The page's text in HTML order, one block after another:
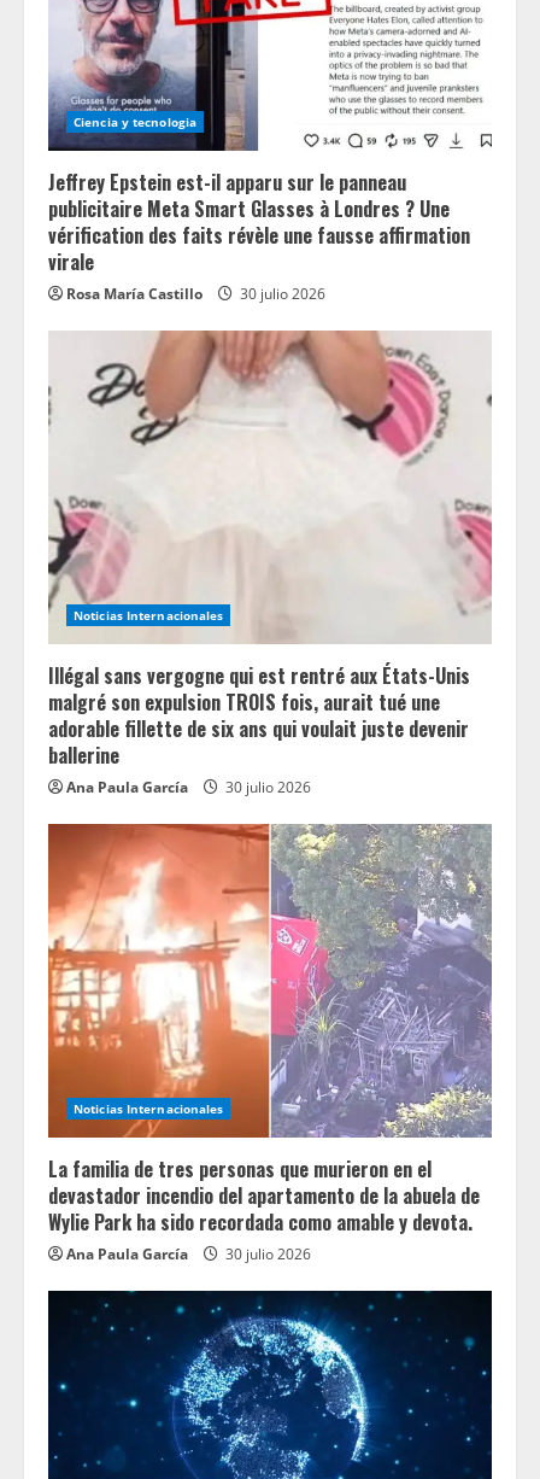
Ciencia y tecnologia
Jeffrey Epstein est-il apparu sur le panneau
publicitaire Meta Smart Glasses à Londres ? Une
vérification des faits révèle une fausse affirmation
virale
Rosa María Castillo 30 julio 2026
Noticias Internacionales
Illégal sans vergogne qui est rentré aux États-Unis
malgré son expulsion TROIS fois, aurait tué une
adorable fillette de six ans qui voulait juste devenir
ballerine
Ana Paula García 30 julio 2026
Noticias Internacionales
La familia de tres personas que murieron en el
devastador incendio del apartamento de la abuela de
Wylie Park ha sido recordada como amable y devota.
Ana Paula García 30 julio 2026